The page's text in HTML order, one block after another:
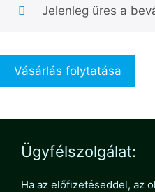
Jelenleg üres a
Vásárlás folytatása
Ügyfélszolgálat:
Ha az előfizetéseddel, az